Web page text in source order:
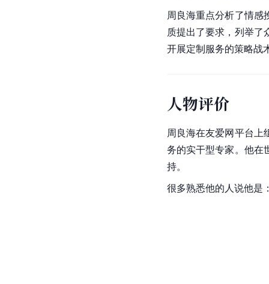
周良海重点分析了情感
质提出了要求，列举了
开展定制服务的策略战
人物评价
周良海在友爱网平台上
务的实干型专家。他在
持。
很多熟悉他的人说他是